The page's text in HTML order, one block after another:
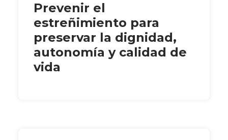
Prevenir el
estreñimiento para
preservar la dignidad,
autonomía y calidad de
vida